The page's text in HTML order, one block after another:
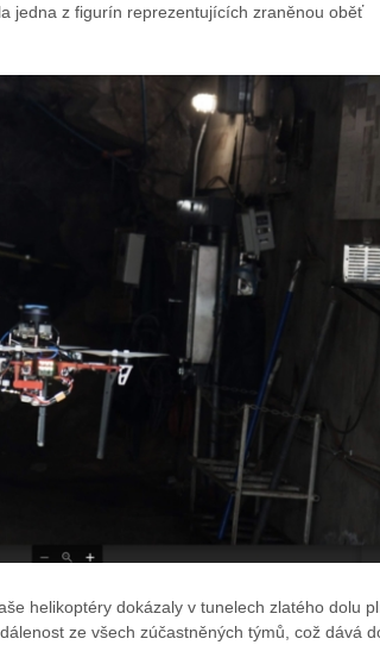
jedna z figurín reprezentujících zraněnou oběť
helikoptéry dokázaly v tunelech zlatého dolu
ze všech zúčastněných týmů, což dává